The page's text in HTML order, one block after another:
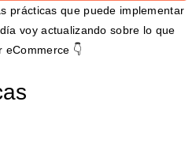
prácticas que puede implementar
voy actualizando sobre lo que
👇